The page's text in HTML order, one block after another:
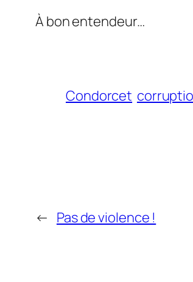
À bon entendeur…
Condorcet
← Pas de violence !